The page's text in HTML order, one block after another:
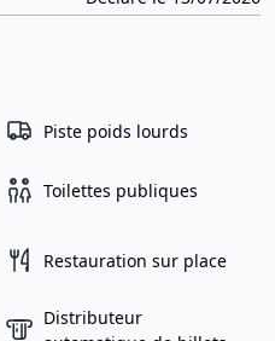
Piste poids lourds
Toilettes publiques
Restauration sur place
Distributeur